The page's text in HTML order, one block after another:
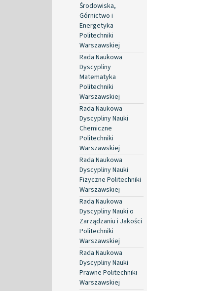
Środowiska,
Górnictwo i
Energetyka
Politechniki
Warszawskiej
Rada Naukowa
Dyscypliny
Matematyka
Politechniki
Warszawskiej
Rada Naukowa
Dyscypliny Nauki
Chemiczne
Politechniki
Warszawskiej
Rada Naukowa
Dyscypliny Nauki
Fizyczne Politechniki
Warszawskiej
Rada Naukowa
Dyscypliny Nauki o
Zarządzaniu i Jakości
Politechniki
Warszawskiej
Rada Naukowa
Dyscypliny Nauki
Prawne Politechniki
Warszawskiej